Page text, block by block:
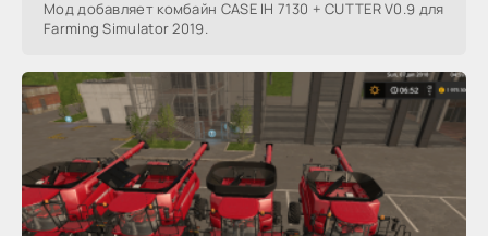
Мод добавляет комбайн CASE IH 7130 + CUTTER V0.9 для
Farming Simulator 2019.